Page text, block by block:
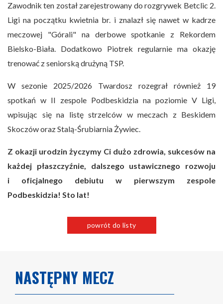
Zawodnik ten został zarejestrowany do rozgrywek Betclic 2.
Ligi na początku kwietnia br. i znalazł się nawet w kadrze
meczowej "Górali" na derbowe spotkanie z Rekordem
Bielsko-Biała. Dodatkowo Piotrek regularnie ma okazję
trenować z seniorską drużyną TSP.
W sezonie 2025/2026 Twardosz rozegrał również 19
spotkań w II zespole Podbeskidzia na poziomie V Ligi,
wpisując się na listę strzelców w meczach z Beskidem
Skoczów oraz Stalą-Śrubiarnia Żywiec.
Z okazji urodzin życzymy Ci dużo zdrowia, sukcesów na
każdej płaszczyźnie, dalszego ustawicznego rozwoju
i oficjalnego debiutu w pierwszym zespole
Podbeskidzia! Sto lat!
powrót do listy
NASTĘPNY MECZ